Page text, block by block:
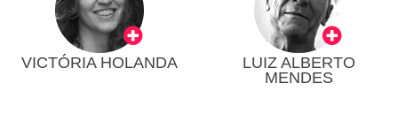
VICTÓRIA HOLANDA
LUIZ ALBERTO
MENDES